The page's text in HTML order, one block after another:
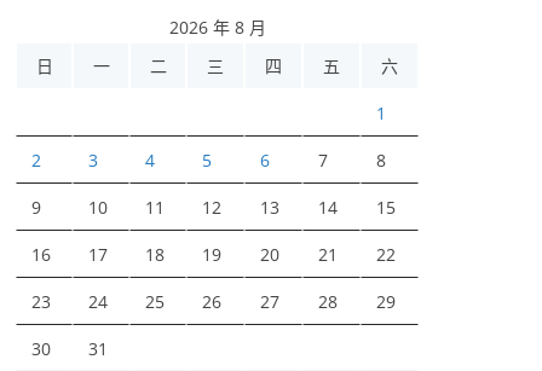
2026 年 8 月
日
一 二 三 四 五 六
1
2 3 4 5 6 7 8
9 10 11 12 13 14 15
16 17 18 19 20 21 22
23 24 25 26 27 28 29
30 31